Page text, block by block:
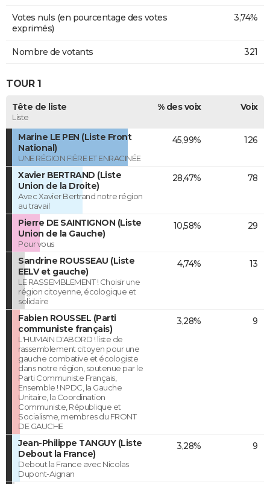
Votes nuls (en pourcentage des votes
exprimés)
3,74%
Nombre de votants 321
TOUR 1
Tête de liste
Liste
% des voix Voix
Marine LE PEN (Liste Front
National)
UNE RÉGION FIÈRE ET ENRACINÉE
45,99% 126
Xavier BERTRAND (Liste
Union de la Droite)
Avec Xavier Bertrand notre région
au travail
28,47% 78
Pierre DE SAINTIGNON (Liste
Union de la Gauche)
Pour vous
10,58% 29
Sandrine ROUSSEAU (Liste
EELV et gauche)
LE RASSEMBLEMENT ! Choisir une
région citoyenne, écologique et
solidaire
4,74% 13
Fabien ROUSSEL (Parti
communiste français)
L'HUMAIN D'ABORD ! liste de
rassemblement citoyen pour une
gauche combative et écologiste
dans notre région, soutenue par le
Parti Communiste Français,
Ensemble ! NPDC, la Gauche
Unitaire, la Coordination
Communiste, République et
Socialisme, membres du FRONT
DE GAUCHE
3,28% 9
Jean-Philippe TANGUY (Liste
Debout la France)
Debout la France avec Nicolas
Dupont-Aignan
3,28% 9